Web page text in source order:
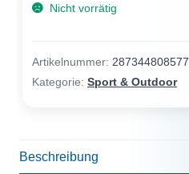
Nicht vorrätig
Artikelnummer: 287344808577
Kategorie: Sport & Outdoor
Beschreibung